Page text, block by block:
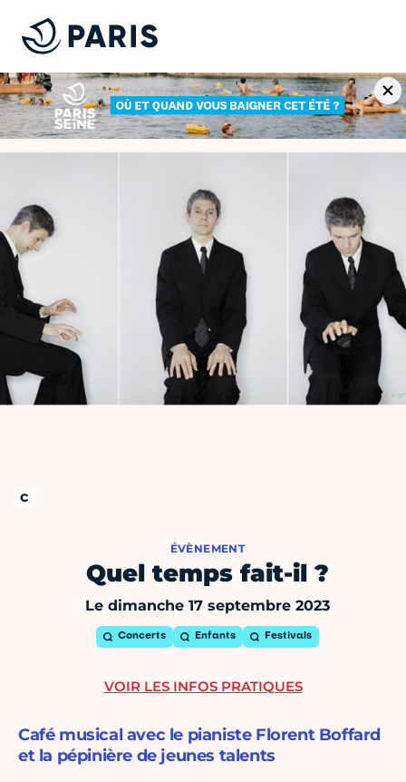
ÉVÈNEMENT
Quel temps fait-il ?
Le dimanche 17 septembre 2023
Concerts Enfants Festivals
Café musical avec le pianiste Florent Boffard
et la pépinière de jeunes talents
VOIR LES INFOS PRATIQUES